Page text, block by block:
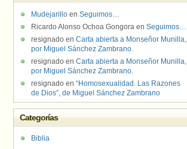
Mudejarillo en Seguimos…
Ricardo Alonso Ochoa Gongora en Seguimos…
resignado en Carta abierta a Monseñor Munilla,
por Miguel Sánchez Zambrano.
resignado en Carta abierta a Monseñor Munilla,
por Miguel Sánchez Zambrano.
resignado en “Homosexualidad. Las Razones
de Dios”, de Miguel Sánchez Zambrano
Categorías
Biblia